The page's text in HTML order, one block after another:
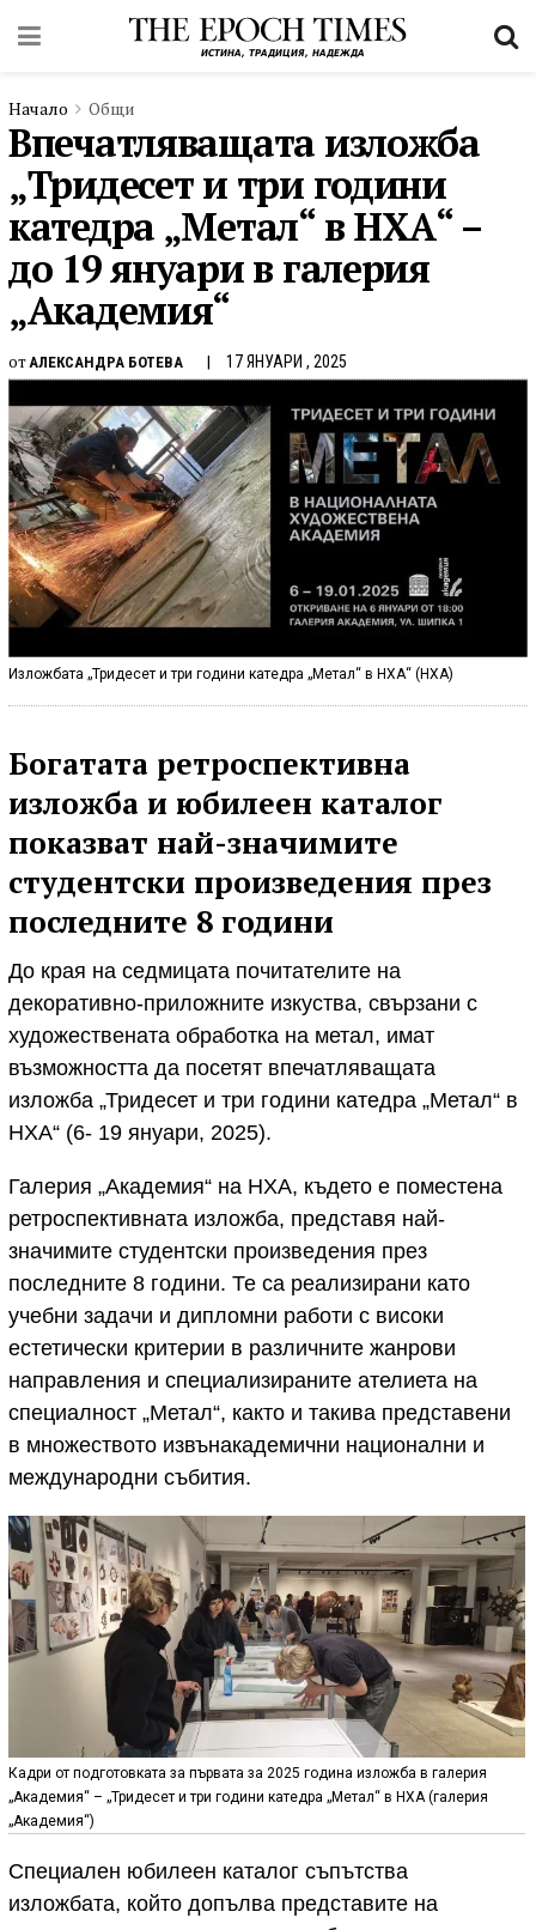
Начало Общи
Впечатляващата изложба
„Тридесет и три години
катедра „Метал“ в НХА“ –
до 19 януари в галерия
„Академия“
от АЛЕКСАНДРА БОТЕВА 17 ЯНУАРИ , 2025
Изложбата „Тридесет и три години катедра „Метал“ в НХА“ (НХА)
Богатата ретроспективна
изложба и юбилеен каталог
показват най-значимите
студентски произведения през
последните 8 години
До края на седмицата почитателите на
декоративно-приложните изкуства, свързани с
художествената обработка на метал, имат
възможността да посетят впечатляващата
изложба „Тридесет и три години катедра „Метал“ в
НХА“ (6- 19 януари, 2025).
Галерия „Академия“ на НХА, където е поместена
ретроспективната изложба, представя най-
значимите студентски произведения през
последните 8 години. Те са реализирани като
учебни задачи и дипломни работи с високи
естетически критерии в различните жанрови
направления и специализираните ателиета на
специалност „Метал“, както и такива представени
в множеството извънакадемични национални и
международни събития.
Кадри от подготовката за първата за 2025 година изложба в галерия
„Академия“ – „Тридесет и три години катедра „Метал“ в НХА (галерия
„Академия“)
Специален юбилеен каталог съпътства
изложбата, който допълва представите на